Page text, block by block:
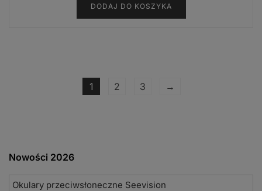
wynosiła:
12,99 zł.
wynosi:
9,99 zł.
DODAJ DO KOSZYKA
1 2 3 →
Nowości 2026
Okulary przeciwsłoneczne Seevision